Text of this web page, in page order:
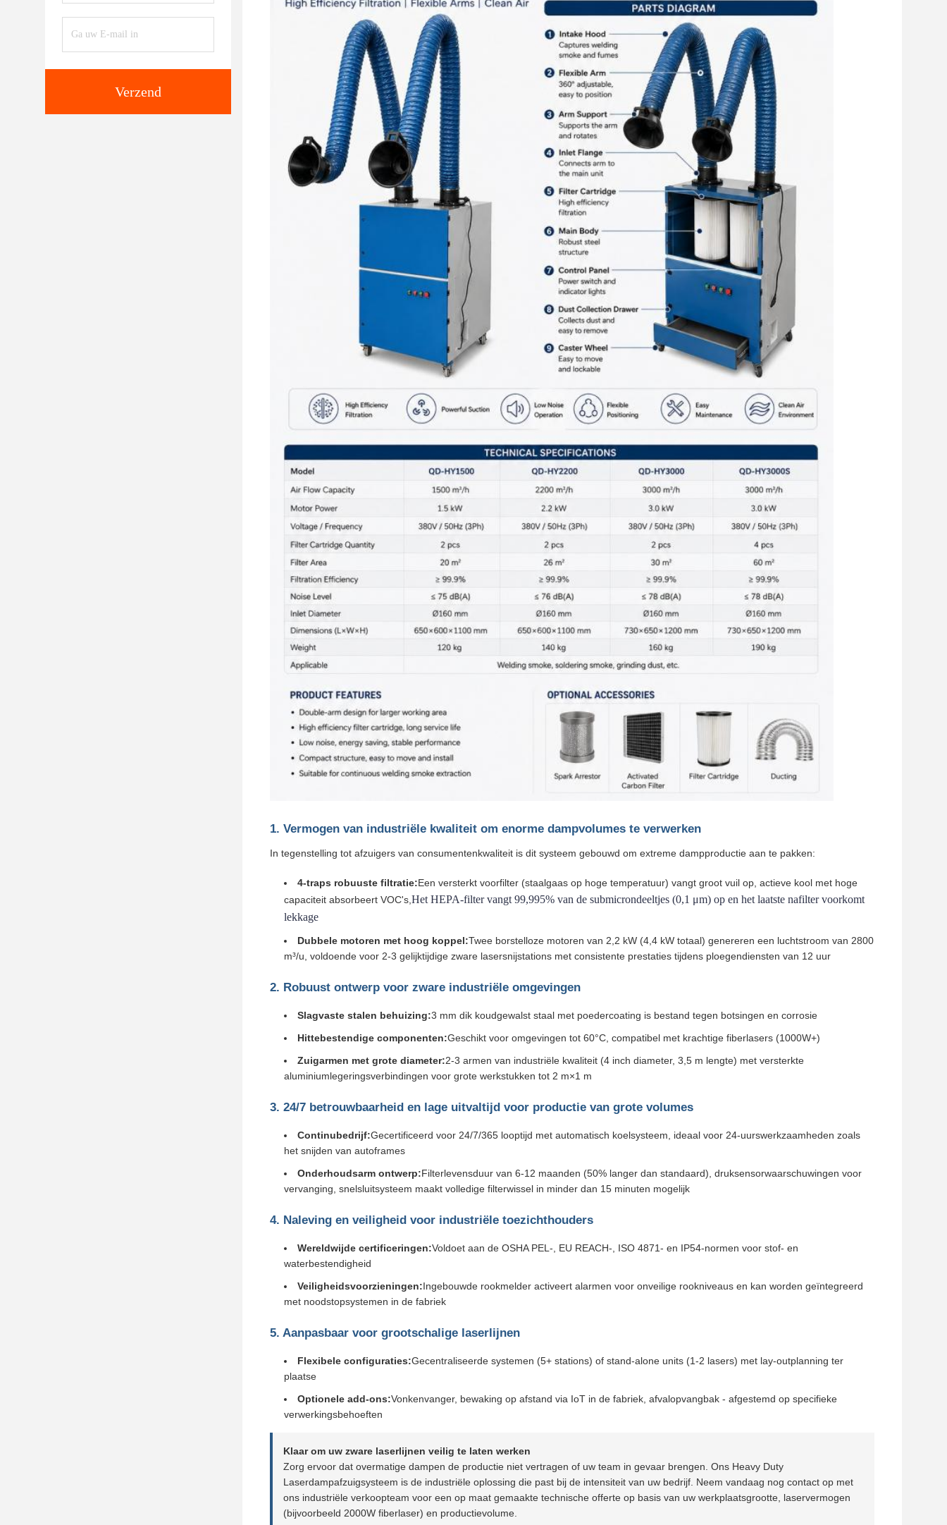
Verzend
1. Vermogen van industriële kwaliteit om enorme dampvolumes te verwerken
In tegenstelling tot afzuigers van consumentenkwaliteit is dit systeem gebouwd om extreme dampproductie aan te pakken:
4-traps robuuste filtratie:Een versterkt voorfilter (staalgaas op hoge temperatuur) vangt groot vuil op, actieve kool met hoge
capaciteit absorbeert VOC's, Het HEPA-filter vangt 99,995% van de submicrondeeltjes (0,1 μm) op en het laatste nafilter voorkomt
lekkage
Dubbele motoren met hoog koppel:Twee borstelloze motoren van 2,2 kW (4,4 kW totaal) genereren een luchtstroom van 2800
m³/u, voldoende voor 2-3 gelijktijdige zware lasersnijstations met consistente prestaties tijdens ploegendiensten van 12 uur
2. Robuust ontwerp voor zware industriële omgevingen
Slagvaste stalen behuizing:3 mm dik koudgewalst staal met poedercoating is bestand tegen botsingen en corrosie
Hittebestendige componenten:Geschikt voor omgevingen tot 60°C, compatibel met krachtige fiberlasers (1000W+)
Zuigarmen met grote diameter:2-3 armen van industriële kwaliteit (4 inch diameter, 3,5 m lengte) met versterkte
aluminiumlegeringsverbindingen voor grote werkstukken tot 2 m×1 m
3. 24/7 betrouwbaarheid en lage uitvaltijd voor productie van grote volumes
Continubedrijf:Gecertificeerd voor 24/7/365 looptijd met automatisch koelsysteem, ideaal voor 24-uurswerkzaamheden zoals
het snijden van autoframes
Onderhoudsarm ontwerp:Filterlevensduur van 6-12 maanden (50% langer dan standaard), druksensorwaarschuwingen voor
vervanging, snelsluitsysteem maakt volledige filterwissel in minder dan 15 minuten mogelijk
4. Naleving en veiligheid voor industriële toezichthouders
Wereldwijde certificeringen:Voldoet aan de OSHA PEL-, EU REACH-, ISO 4871- en IP54-normen voor stof- en
waterbestendigheid
Veiligheidsvoorzieningen:Ingebouwde rookmelder activeert alarmen voor onveilige rookniveaus en kan worden geïntegreerd
met noodstopsystemen in de fabriek
5. Aanpasbaar voor grootschalige laserlijnen
Flexibele configuraties:Gecentraliseerde systemen (5+ stations) of stand-alone units (1-2 lasers) met lay-outplanning ter
plaatse
Optionele add-ons:Vonkenvanger, bewaking op afstand via IoT in de fabriek, afvalopvangbak - afgestemd op specifieke
verwerkingsbehoeften
Klaar om uw zware laserlijnen veilig te laten werken
Zorg ervoor dat overmatige dampen de productie niet vertragen of uw team in gevaar brengen. Ons Heavy Duty
Laserdampafzuigsysteem is de industriële oplossing die past bij de intensiteit van uw bedrijf. Neem vandaag nog contact op met
ons industriële verkoopteam voor een op maat gemaakte technische offerte op basis van uw werkplaatsgrootte, laservermogen
(bijvoorbeeld 2000W fiberlaser) en productievolume.